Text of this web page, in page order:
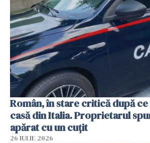
Român, în stare critică după
casă din Italia. Proprietarul
apărat cu un cuțit
26 IULIE 2026